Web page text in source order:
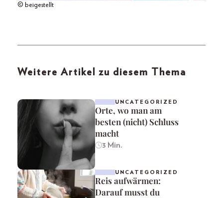
© beigestellt
Weitere Artikel zu diesem Thema
UNCATEGORIZED
Orte, wo man am
besten (nicht) Schluss
macht
3 Min.
UNCATEGORIZED
Reis aufwärmen:
Darauf musst du